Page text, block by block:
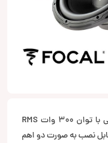
RSB300 از برند فوکال یک ساب 12 اینچی با توان 300 وات RMS
دو کوئل 4 اهمی قابل نصب به صورت دو اهم